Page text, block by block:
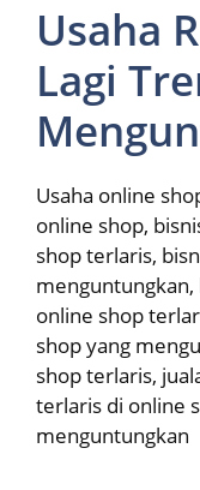
Usaha
Lagi
Usaha online
online shop,
shop terlaris,
online shop
shop yang
shop terlaris,
terlaris di online
menguntungkan